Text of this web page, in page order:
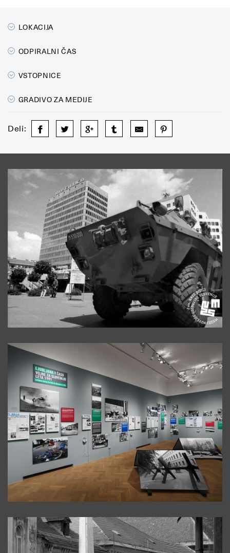
LOKACIJA
ODPIRALNI ČAS
VSTOPNICE
GRADIVO ZA MEDIJE
Deli: